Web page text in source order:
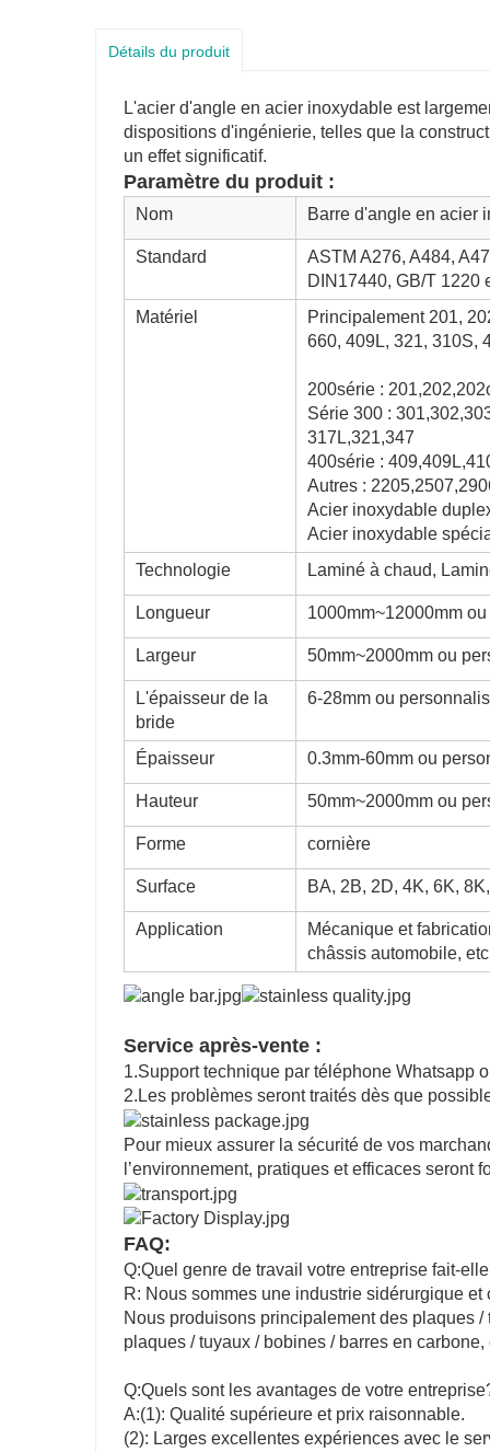
Détails du produit
L'acier d'angle en acier inoxydable est
dispositions d'ingénierie, telles que la
un effet significatif.
Paramètre du produit :
Nom Barre d'angle en acier
Standard
ASTM A276, A484,
DIN17440, GB/T 1220
Matériel
Principalement 201,
660, 409L, 321, 310S,
200série :
Série 300 :
317L,321,347
400série :
Autres :
Acier inoxydable
Acier inoxydable
Technologie
Laminé à chaud,
Longueur 1000mm~12000mm
Largeur 50mm~2000mm ou
L'épaisseur de la
bride
6-28mm ou
Épaisseur 0.3mm-60mm ou
Hauteur 50mm~2000mm ou
Forme cornière
Surface BA, 2B, 2D, 4K, 6K,
Application
Mécanique et
châssis automobile,
Service après-vente :
1.Support technique par téléphone Whatsapp
2.Les problèmes seront traités dès que
Pour mieux assurer la sécurité de vos
l’environnement, pratiques et efficaces seront
FAQ:
Q:Quel genre de travail votre entreprise fait-
R: Nous sommes une industrie sidérurgique et
Nous produisons principalement des plaques
plaques / tuyaux / bobines / barres en carbone,
Q:Quels sont les avantages de votre
A:(1): Qualité supérieure et prix raisonnable.
(2): Larges excellentes expériences avec le